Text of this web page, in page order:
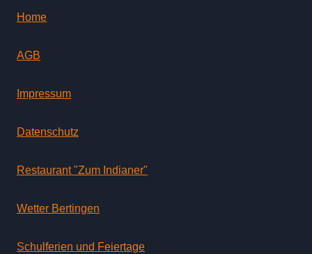
Home
AGB
Impressum
Datenschutz
Restaurant "Zum Indianer"
Wetter Bertingen
Schulferien und Feiertage